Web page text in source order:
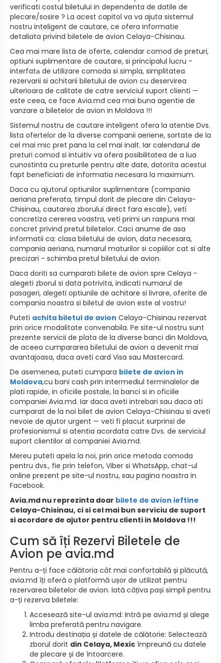
verificati costul biletului in dependenta de datile de
plecare/sosire ? La acest capitol va va ajuta sistemul
nostru inteligent de cautare, ce ofera informatie
detaliata privind biletele de avion Celaya-Chisinau.
Cea mai mare lista de oferte, calendar comod de preturi,
optiuni suplimentare de cautare, si principalul lucru -
interfatа de utilizare comoda si simpla, simplitatea
rezervarii si achitarii biletului de avion cu deservirea
ulterioara de calitate de catre serviciul suport clienti —
este ceea, ce face Avia.md cea mai buna agentie de
vanzare a biletelor de avion in Moldova !!!
Sistemul nostru de cautare inteligent ofera la atentie Dvs.
lista ofertelor de la diverse companii aeriene, sortate de la
cel mai mic pret pana la cel mai inalt. Iar calendarul de
preturi comod si intuitiv va ofera posibilitatea de a lua
cunostinta cu preturile pentru alte date, datorita acestui
fapt beneficiati de informatia necesara la maximum.
Daca cu ajutorul optiunilor suplimentare (compania
aeriana preferata, timpul dorit de plecare din Celaya-
Chisinau, cautarea zborului direct fara escale), veti
concretiza cererea voastra, veti primi un raspuns mai
concret privind pretul biletelor. Caci anume de asa
informatii ca: clasa biletului de avion, data necesara,
compania aeriana, numarul maturilor si copiiilor cat si alte
precizari - schimba pretul biletului de avion.
Daca doriti sa cumparati bilete de avion spre Celaya -
alegeti zborul si data potrivita, indicati numarul de
pasageri, alegeti optiunile de achitare si livrare, oferite de
compania noastra si biletul de avion este al vostru!
Puteti achita biletul de avion Celaya-Chisinau rezervat
prin orice modalitate convenabila. Pe site-ul nostru sunt
prezente servicii de plata de la diverse banci din Moldova,
de aceea cumpararea biletului de avion a devenit mai
avantajoasa, daca aveti card Visa sau Mastercard.
De asemenea, puteti cumpara bilete de avion in
Moldova,cu bani cash prin intermediul terminalelor de
plati rapide, in oficiile postale, la banci si in oficiile
companiei Avia.md. Iar daca aveti intrebari sau daca ati
cumparat de la noi bilet de avion Celaya-Chisinau si aveti
nevoie de ajutor urgent — veti fi placut surprinsi de
profesionismul si atentia acordata catre Dvs. de serviciul
suport clientilor al companiei Avia.md.
Mereu puteti apela la noi, prin orice metoda comoda
pentru dvs., fie prin telefon, Viber si WhatsApp, chat-ul
online prezent pe site-ul nostru, sau pagina noastra in
Facebook.
Avia.md nu reprezinta doar bilete de avion ieftine
Celaya-Chisinau, ci si cel mai bun serviciu de suport
si acordare de ajutor pentru clienti in Moldova !!!
Cum să îți Rezervi Biletele de
Avion pe avia.md
Pentru a-ți face călătoria cât mai confortabilă și plăcută,
avia.md îți oferă o platformă ușor de utilizat pentru
rezervarea biletelor de avion. Iată câțiva pași simpli pentru
a-ți rezerva biletele:
Accesează site-ul avia.md: Intră pe avia.md și alege
limba preferată pentru navigare.
Introdu destinația și datele de călătorie: Selectează
zborul dorit din Celaya, Mexic împreună cu datele
de plecare și de întoarcere.